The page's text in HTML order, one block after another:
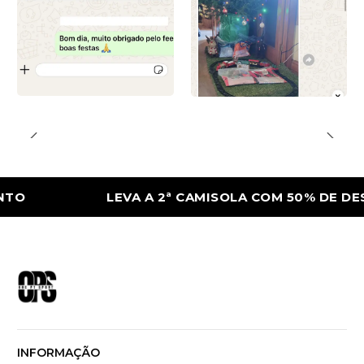
LEVA A 2ª CAMISOLA COM 50% DE
INFORMAÇÃO